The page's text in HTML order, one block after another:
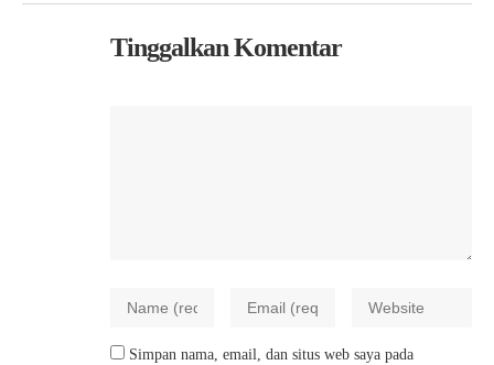
Tinggalkan Komentar
Simpan nama, email, dan situs web saya pada